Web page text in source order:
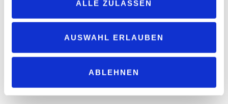
ALLE ZULASSEN
AUSWAHL ERLAUBEN
ABLEHNEN
Pendler als auch für Reisende von Vorteil ist.
Die Fußnähe zum großen A71-Einkaufscenter und Fast-Food-
Restaurants bietet den Kunden zusätzliche Annehmlichkeiten. Die
und bietet damit größtmögliche Flexibilität für die Kunden
unabhängig von der Tageszeit.
www.orlen-deutschland.de